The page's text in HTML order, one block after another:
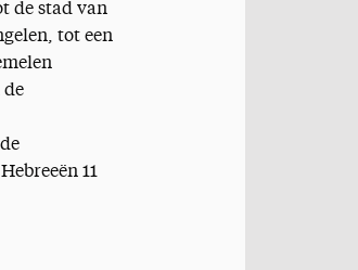
de stad van
tot een
de
11